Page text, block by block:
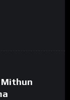
Mithun